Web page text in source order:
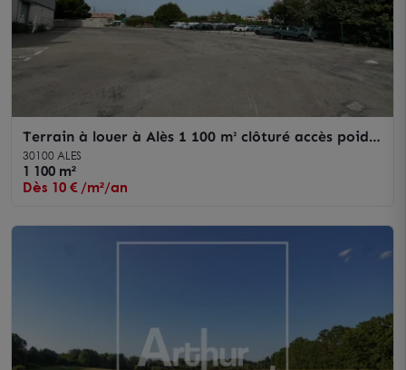
Terrain à louer à Alès 1 100 m² clôturé accès poids
lourds et axes routiers
30100 ALES
1 100 m²
Dès 10 € /m²/an